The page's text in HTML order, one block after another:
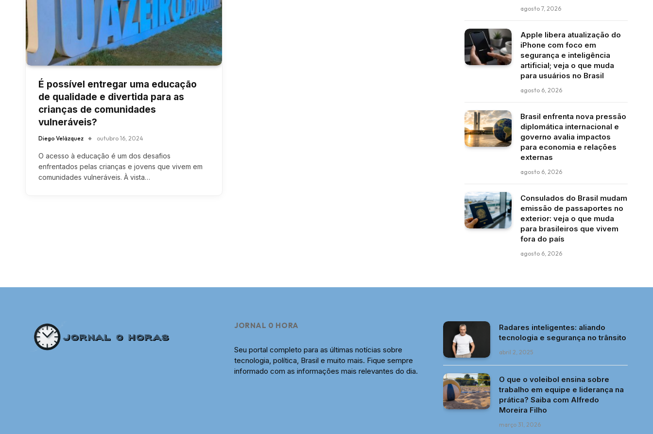
É possível entregar uma educação
de qualidade e divertida para as
crianças de comunidades
vulneráveis?
Diego Velázquez outubro 16, 2024
O acesso à educação é um dos desafios
enfrentados pelas crianças e jovens que vivem em
comunidades vulneráveis. À vista…
agosto 7, 2026
Apple libera atualização do
iPhone com foco em
segurança e inteligência
artificial; veja o que muda
para usuários no Brasil
agosto 6, 2026
Brasil enfrenta nova pressão
diplomática internacional e
governo avalia impactos
para economia e relações
externas
agosto 6, 2026
Consulados do Brasil mudam
emissão de passaportes no
exterior: veja o que muda
para brasileiros que vivem
fora do país
agosto 6, 2026
JORNAL 0 HORA
Seu portal completo para as últimas notícias sobre
tecnologia, política, Brasil e muito mais. Fique sempre
informado com as informações mais relevantes do dia.
Radares inteligentes: aliando
tecnologia e segurança no trânsito
abril 2, 2025
O que o voleibol ensina sobre
trabalho em equipe e liderança na
prática? Saiba com Alfredo
Moreira Filho
março 31, 2026